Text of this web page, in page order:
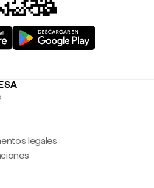
legales